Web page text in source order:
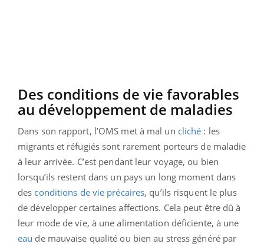
Des conditions de vie favorables
au développement de maladies
Dans son rapport, l’OMS met à mal un cliché : les
migrants et réfugiés sont rarement porteurs de maladie
à leur arrivée. C’est pendant leur voyage, ou bien
lorsqu’ils restent dans un pays un long moment dans
des conditions de vie précaires, qu’ils risquent le plus
de développer certaines affections. Cela peut être dû à
leur mode de vie, à une alimentation déficiente, à une
eau de mauvaise qualité ou bien au stress généré par